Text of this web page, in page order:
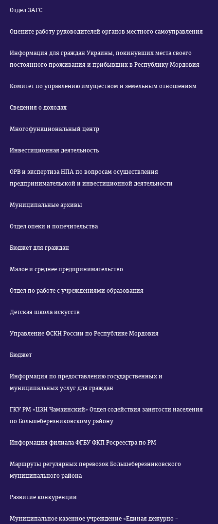
Отдел ЗАГС
Оцените работу руководителей органов местного самоуправления
Информация для граждан Украины, покинувших места своего
постоянного проживания и прибывших в Республику Мордовия
Комитет по управлению имуществом и земельным отношениям
Сведения о доходах
Многофункциональный центр
Инвестиционная деятельность
ОРВ и экспертиза НПА по вопросам осуществления
предпринимательской и инвестиционной деятельности
Муниципальные архивы
Отдел опеки и попечительства
Бюджет для граждан
Малое и среднее предпринимательство
Отдел по работе с учреждениями образования
Детская школа искусств
Управление ФСКН России по Республике Мордовия
Бюджет
Информация по предоставлению государственных и
муниципальных услуг для граждан
ГКУ РМ «ЦЗН Чамзинский» Отдел содействия занятости населения
по Большеберезниковскому району
Информация филиала ФГБУ ФКП Росреестра по РМ
Маршруты регулярных перевозок Большеберезниковского
муниципального района
Развитие конкуренции
Муниципальное казенное учреждение «Единая дежурно –